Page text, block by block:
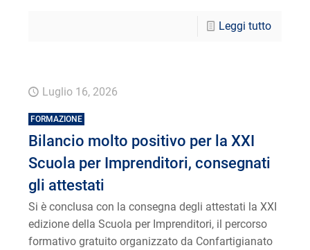
Leggi tutto
Luglio 16, 2026
FORMAZIONE
Bilancio molto positivo per la XXI
Scuola per Imprenditori, consegnati
gli attestati
Si è conclusa con la consegna degli attestati la XXI
edizione della Scuola per Imprenditori, il percorso
formativo gratuito organizzato da Confartigianato